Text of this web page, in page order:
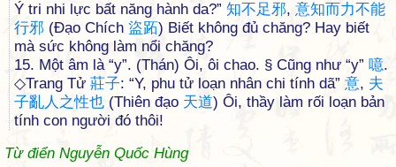
Ý tri nhi lực bất năng hành da?” 知不足邪, 意知而力不能
行邪 (Đạo Chích 盜跖) Biết không đủ chăng? Hay biết
mà sức không làm nổi chăng?
15. Một âm là “y”. (Thán) Ôi, ôi chao. § Cũng như “y” 噫.
◇Trang Tử 莊子: “Y, phu tử loạn nhân chi tính dã” 意, 夫
子亂人 之性也 (Thiên đạo 天道) Ôi, thầy làm rối loạn bản
tính con người đó thôi!
Từ điển Nguyễn Quốc Hùng